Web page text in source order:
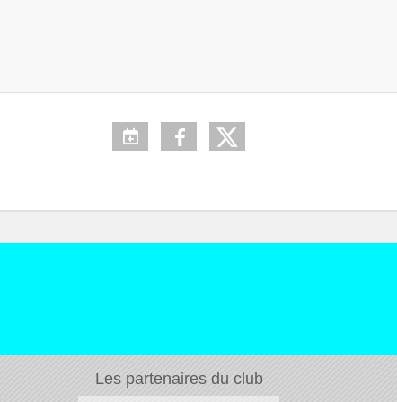
Les partenaires du club